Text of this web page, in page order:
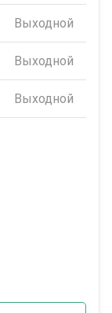
Выходной
Выходной
Выходной